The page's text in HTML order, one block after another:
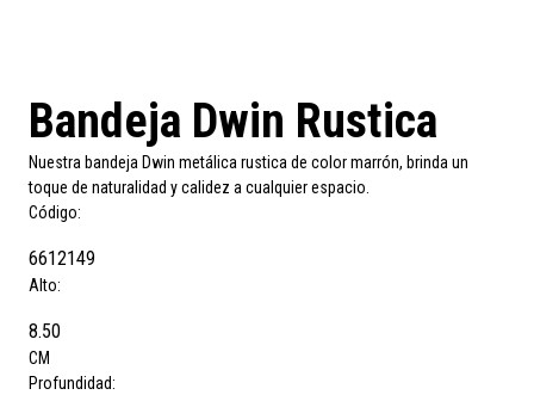
Bandeja Dwin Rustica
Nuestra bandeja Dwin metálica rustica de color marrón, brinda un
toque de naturalidad y calidez a cualquier espacio.
Código:
6612149
Alto:
8.50
CM
Profundidad: